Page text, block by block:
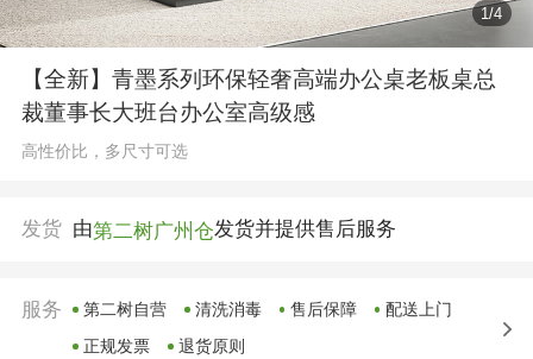
1/4
【全新】青墨系列环保轻奢高端办公桌老板桌总
裁董事长大班台办公室高级感
高性价比，多尺寸可选
发货 由第二树广州仓发货并提供售后服务
服务 第二树自营 清洗消毒 售后保障
配送上门
正规发票
退货原则